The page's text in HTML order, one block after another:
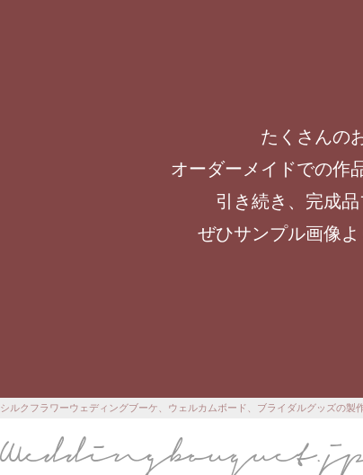
たくさんの
オーダーメイドでの作
引き続き、完成
ぜひサンプル画像
シルクフラワーウェディングブーケ、ウェルカムボード、ブライダルグッズの製